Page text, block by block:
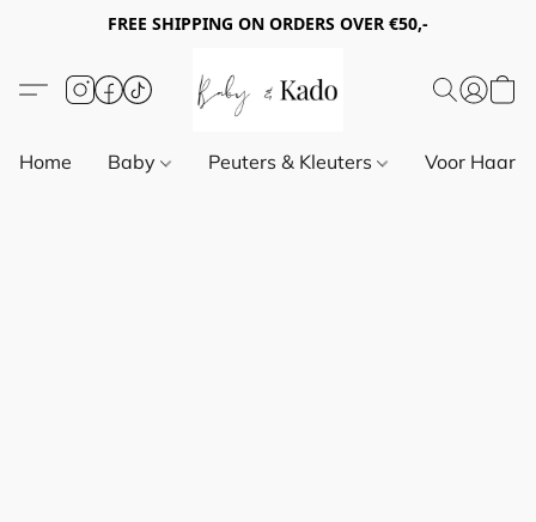
FREE SHIPPING ON ORDERS OVER €50,-
Home Baby Peuters & Kleuters Voor Haar